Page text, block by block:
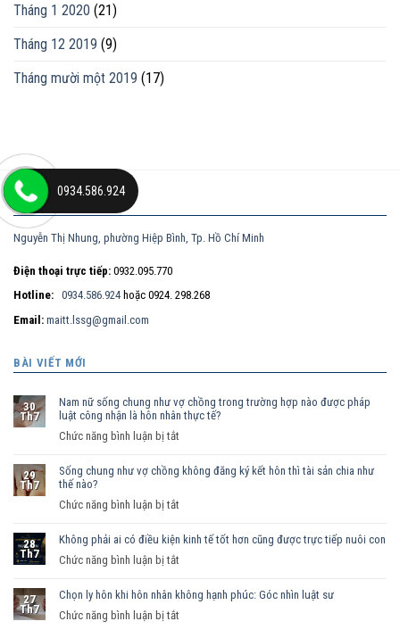
Tháng 1 2020 (21)
Tháng 12 2019 (9)
Tháng mười một 2019 (17)
ĐỊA CHỈ
Nguyễn Thị Nhung, phường Hiệp Bình, Tp. Hồ Chí Minh
Điện thoại trực tiếp: 0932.095.770
Hotline: 0934.586.924 hoặc 0924. 298.268
Email: maitt.lssg@gmail.com
BÀI VIẾT MỚI
30
Th7
Nam nữ sống chung như vợ chồng trong trường hợp nào được pháp
luật công nhận là hôn nhân thực tế?
Chức năng bình luận bị tắt
nữ
vợ
trường
29
Th7
Sống chung như vợ chồng không đăng ký kết hôn thì tài sản chia như
thế nào?
Chức năng bình luận bị tắt
chung
chồng
28
Th7
Không phải ai có điều kiện kinh tế tốt hơn cũng được trực tiếp nuôi con
Chức năng bình luận bị tắt
phải
27
Th7
Chọn ly hôn khi hôn nhân không hạnh phúc: Góc nhìn luật sư
Chức năng bình luận bị tắt
0934.586.924